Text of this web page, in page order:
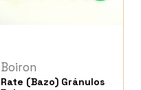
Boiron
Rate (Bazo) Gránulos